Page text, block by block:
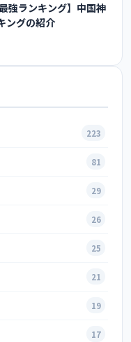
強ランキング】中国神
ングの紹介
223
81
29
26
25
21
19
17